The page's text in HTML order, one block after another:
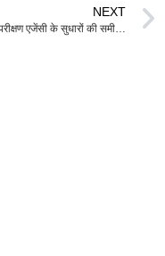
NEXT
राष्ट्रीय परीक्षण एजेंसी के सुधारों की समीक्षा के लिए संसद स्थायी समिति की बैठक